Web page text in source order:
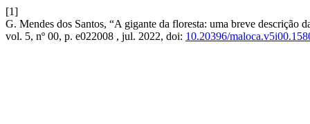
[1]
G. Mendes dos Santos, “A gigante da floresta: uma breve descrição
vol. 5, nº 00, p. e022008 , jul. 2022, doi: 10.20396/